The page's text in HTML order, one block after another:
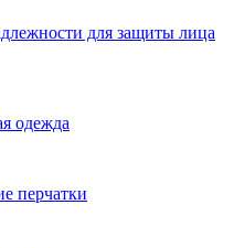
для защиты лица
одежда
перчатки